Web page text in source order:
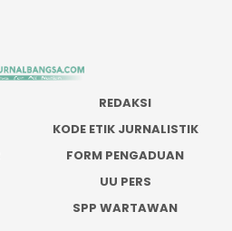
REDAKSI
KODE ETIK JURNALISTIK
FORM PENGADUAN
UU PERS
SPP WARTAWAN